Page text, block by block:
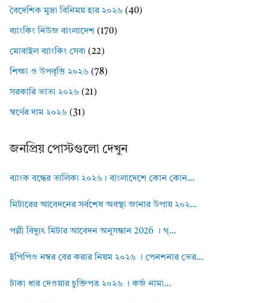
বৈদেশিক মুদ্রা বিনিময় হার ২০২৬ (40)
ব্যাংকিং নিউজ বাংলাদেশ (170)
মোবাইল ব্যাংকিং সেবা (22)
শিক্ষা ও উপবৃত্তি ২০২৬ (78)
সরকারি ভাতা ২০২৬ (21)
স্বর্ণের দাম ২০২৬ (31)
জনপ্রিয় পোস্টগুলো দেখুন
ব্যাংক বন্ধের তালিকা ২০২৬। বাংলাদেশে কোন কোন...
মিটারের আবেদনের সর্বশেষ অবস্থা জানার উপায় ২০২...
পল্লী বিদ্যুৎ মিটার আবেদন অনুসন্ধান 2026 । গ্...
ইপিপিও নম্বর বের করার নিয়ম ২০২৬ । পেনশনার ভের...
টাকা ধার দেওয়ার চুক্তিপত্র ২০২৬ । কর্জ নামা...